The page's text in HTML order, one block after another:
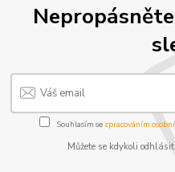
Souhlasím se zpracováním
Můžete se kdykoli